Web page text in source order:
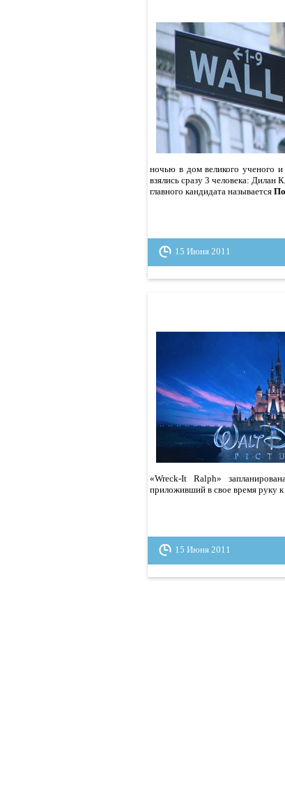
ночью в дом великого ученого
взялись сразу 3 человека:
главного кандидата называется
15 Июня 2011
«Wreck-It Ralph»
приложивший в свое время руку
15 Июня 2011